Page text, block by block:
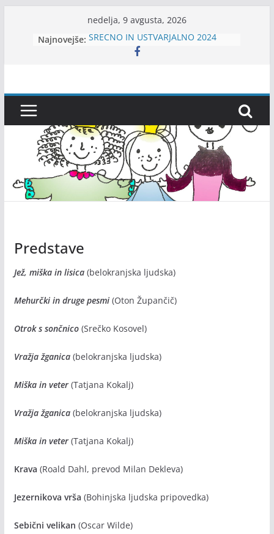
nedelja, 9 avgusta, 2026
Najnovejše: SREČNO IN USTVARJALNO 2024
Kamišibaj In BArve pod
Predstave
Jež, miška in lisica(belokranjska ljudska)
Mehurčki in druge pesmi (Oton Župančič)
Otrok s sončnico (Srečko Kosovel)
Vražja žganica (belokranjska ljudska)
Miška in veter (Tatjana Kokalj)
Vražja žganica (belokranjska ljudska)
Miška in veter (Tatjana Kokalj)
Krava (Roald Dahl, prevod Milan Dekleva)
Jezernikova vrša (Bohinjska ljudska pripovedka)
Sebični velikan (Oscar Wilde)